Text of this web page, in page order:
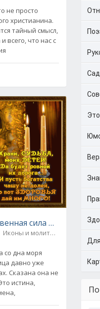
не просто
христианина.
тайный смысл,
всего, что нас с
сила
Иконы и молитвы
со дна моря
давно уже
Сказана она не
истина,